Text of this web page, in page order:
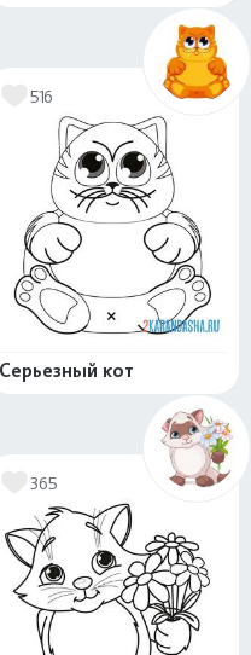
516
Серьезный кот
365